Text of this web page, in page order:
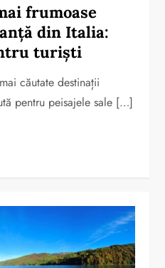
frumoase
din Italia:
turiști
căutate destinații
pentru peisajele sale […]